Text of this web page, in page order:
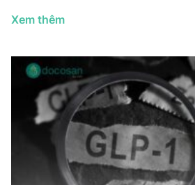
Xem thêmGiảm
nhịn
ăn
có
tốt
không?
Hiệu
quả